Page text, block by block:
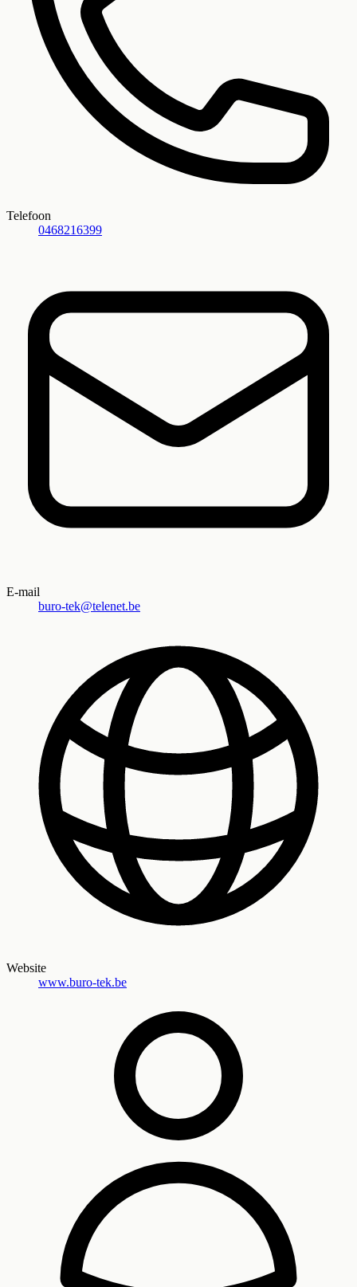
Telefoon
0468216399
E-mail
buro-tek@telenet.be
Website
www.buro-tek.be